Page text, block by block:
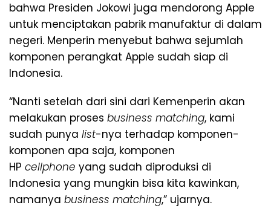
bahwa Presiden Jokowi juga mendorong Apple
untuk menciptakan pabrik manufaktur di dalam
negeri. Menperin menyebut bahwa sejumlah
komponen perangkat Apple sudah siap di
Indonesia.
“Nanti setelah dari sini dari Kemenperin akan
melakukan proses business matching, kami
sudah punya list-nya terhadap komponen-
komponen apa saja, komponen
HP cellphone yang sudah diproduksi di
Indonesia yang mungkin bisa kita kawinkan,
namanya business matching,” ujarnya.